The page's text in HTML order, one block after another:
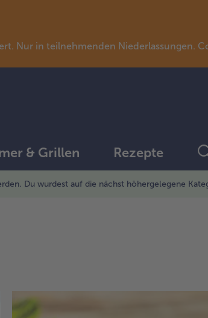
Nur in teilnehmenden Niederlassungen.
& Grillen Rezepte
sich
Du wurdest auf die nächst höhergelegene